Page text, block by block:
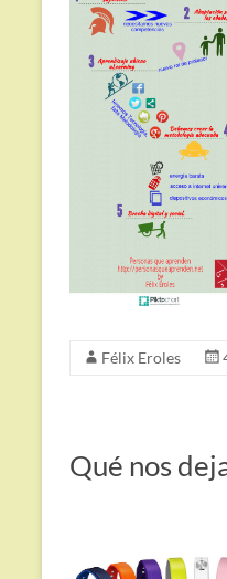
Félix Eroles
Qué nos